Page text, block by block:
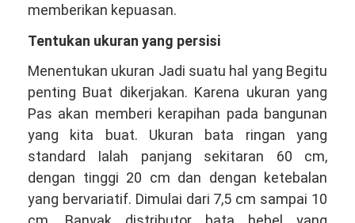
memberikan kepuasan.
Tentukan ukuran yang persisi
Menentukan ukuran Jadi suatu hal yang Begitu
penting Buat dikerjakan. Karena ukuran yang
Pas akan memberi kerapihan pada bangunan
yang kita buat. Ukuran bata ringan yang
standard Ialah panjang sekitaran 60 cm,
dengan tinggi 20 cm dan dengan ketebalan
yang bervariatif. Dimulai dari 7,5 cm sampai 10